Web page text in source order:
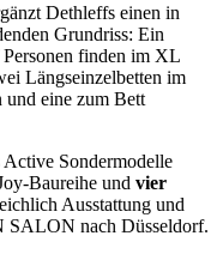
Dethleffs einen in
Grundriss: Ein
finden im XL
Längseinzelbetten im
und eine zum Bett
Sondermodelle
Baureihe und vier
Ausstattung und
SALON nach Düsseldorf.